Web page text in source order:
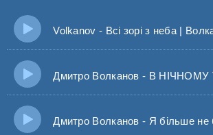
Volkanov - Всі зорі з неба | Волканов - Всі зорі з неба, для
Дмитро Волканов - В НІЧНОМУ ТАКСІ
Дмитро Волканов - Я більше не буду тебе